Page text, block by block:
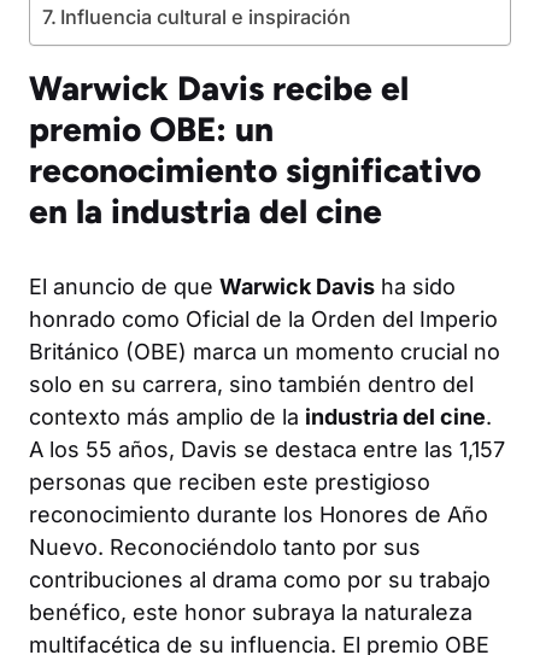
Influencia cultural e inspiración
Warwick Davis recibe el
premio OBE: un
reconocimiento significativo
en la industria del cine
El anuncio de que Warwick Davis ha sido
honrado como Oficial de la Orden del Imperio
Británico (OBE) marca un momento crucial no
solo en su carrera, sino también dentro del
contexto más amplio de la industria del cine.
A los 55 años, Davis se destaca entre las 1,157
personas que reciben este prestigioso
reconocimiento durante los Honores de Año
Nuevo. Reconociéndolo tanto por sus
contribuciones al drama como por su trabajo
benéfico, este honor subraya la naturaleza
multifacética de su influencia. El premio OBE